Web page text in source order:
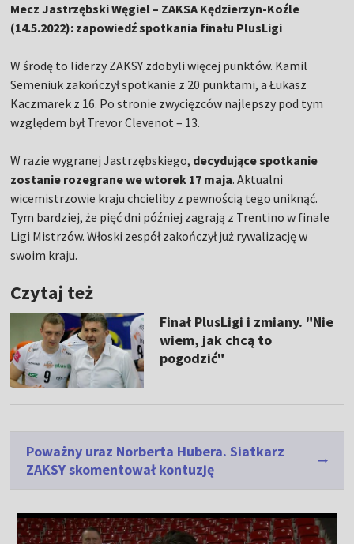
Mecz Jastrzębski Węgiel – ZAKSA Kędzierzyn-Koźle
(14.5.2022): zapowiedź spotkania finału PlusLigi
W środę to liderzy ZAKSY zdobyli więcej punktów. Kamil
Semeniuk zakończył spotkanie z 20 punktami, a Łukasz
Kaczmarek z 16. Po stronie zwycięzców najlepszy pod tym
względem był Trevor Clevenot – 13.
W razie wygranej Jastrzębskiego, decydujące spotkanie
zostanie rozegrane we wtorek 17 maja. Aktualni
wicemistrzowie kraju chcieliby z pewnością tego uniknąć.
Tym bardziej, że pięć dni później zagrają z Trentino w finale
Ligi Mistrzów. Włoski zespół zakończył już rywalizację w
swoim kraju.
Czytaj też
Finał PlusLigi i zmiany. "Nie
wiem, jak chcą to
pogodzić"
Poważny uraz Norberta Hubera. Siatkarz
ZAKSY skomentował kontuzję